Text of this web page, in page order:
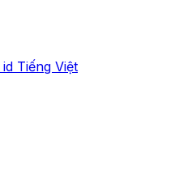
id Tiếng Việt